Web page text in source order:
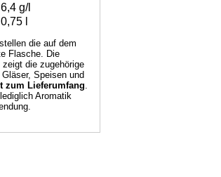
6,4 g/l
0,75 l
die auf dem
Flasche. Die
die zugehörige
Speisen und
zum Lieferumfang.
Aromatik